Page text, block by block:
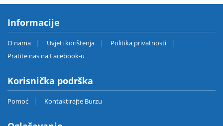
Informacije
O nama Uvjeti korištenja
Politika privatnosti
Pratite nas na Facebook-u
Korisnička podrška
Pomoć Kontaktirajte Burzu